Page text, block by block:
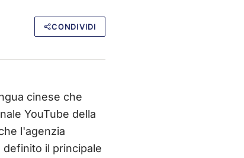
CONDIVIDI
cinese che
YouTube della
l'agenzia
il principale